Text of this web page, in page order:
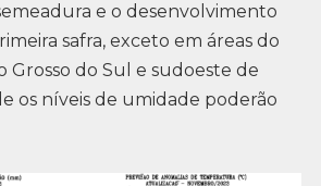
e o desenvolvimento
safra, exceto em áreas do
Grosso do Sul e sudoeste de
os níveis de umidade poderão